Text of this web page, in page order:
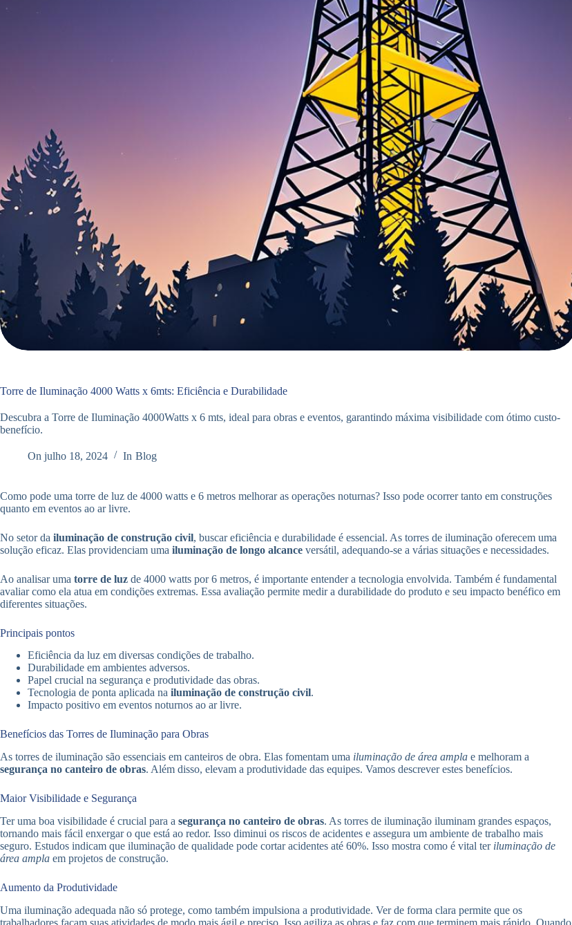
Torre de Iluminação 4000 Watts x 6mts: Eficiência e Durabilidade
Descubra a Torre de Iluminação 4000Watts x 6 mts, ideal para obras e eventos, garantindo máxima visibilidade com ótimo custo-
benefício.
On julho 18, 2024 In Blog
Como pode uma torre de luz de 4000 watts e 6 metros melhorar as operações noturnas? Isso pode ocorrer tanto em construções
quanto em eventos ao ar livre.
No setor da iluminação de construção civil, buscar eficiência e durabilidade é essencial. As torres de iluminação oferecem uma
solução eficaz. Elas providenciam uma iluminação de longo alcance versátil, adequando-se a várias situações e necessidades.
Ao analisar uma torre de luz de 4000 watts por 6 metros, é importante entender a tecnologia envolvida. Também é fundamental
avaliar como ela atua em condições extremas. Essa avaliação permite medir a durabilidade do produto e seu impacto benéfico em
diferentes situações.
Principais pontos
Eficiência da luz em diversas condições de trabalho.
Durabilidade em ambientes adversos.
Papel crucial na segurança e produtividade das obras.
Tecnologia de ponta aplicada na iluminação de construção civil.
Impacto positivo em eventos noturnos ao ar livre.
Benefícios das Torres de Iluminação para Obras
As torres de iluminação são essenciais em canteiros de obra. Elas fomentam uma iluminação de área ampla e melhoram a
segurança no canteiro de obras. Além disso, elevam a produtividade das equipes. Vamos descrever estes benefícios.
Maior Visibilidade e Segurança
Ter uma boa visibilidade é crucial para a segurança no canteiro de obras. As torres de iluminação iluminam grandes espaços,
tornando mais fácil enxergar o que está ao redor. Isso diminui os riscos de acidentes e assegura um ambiente de trabalho mais
seguro. Estudos indicam que iluminação de qualidade pode cortar acidentes até 60%. Isso mostra como é vital ter iluminação de
área ampla em projetos de construção.
Aumento da Produtividade
Uma iluminação adequada não só protege, como também impulsiona a produtividade. Ver de forma clara permite que os
trabalhadores façam suas atividades de modo mais ágil e preciso. Isso agiliza as obras e faz com que terminem mais rápido. Quando